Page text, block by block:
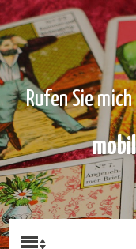
Rufen Sie